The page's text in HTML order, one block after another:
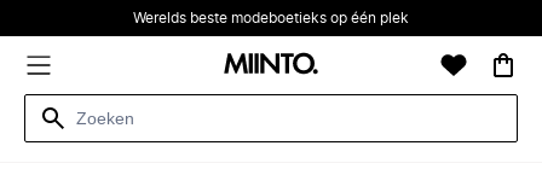
Werelds beste modeboetieks op één plek